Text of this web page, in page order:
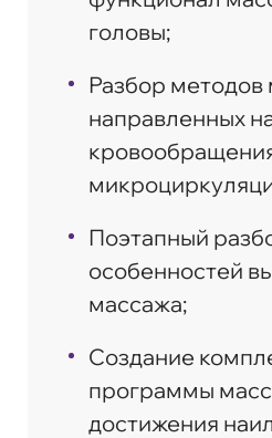
головы;
Разбор методов
направленных
Поэтапный
особенностей
массажа;
Создание
программы
достижения